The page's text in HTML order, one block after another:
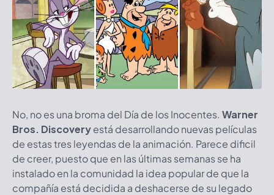
No, no es una broma del Día de los Inocentes. Warner
Bros. Discoveryestá desarrollando nuevas películas
de estas tres leyendas de la animación. Parece dificil
de creer, puesto que en las últimas semanas se ha
instalado en la comunidad la idea popular de que la
compañía está decidida a deshacerse de su legado